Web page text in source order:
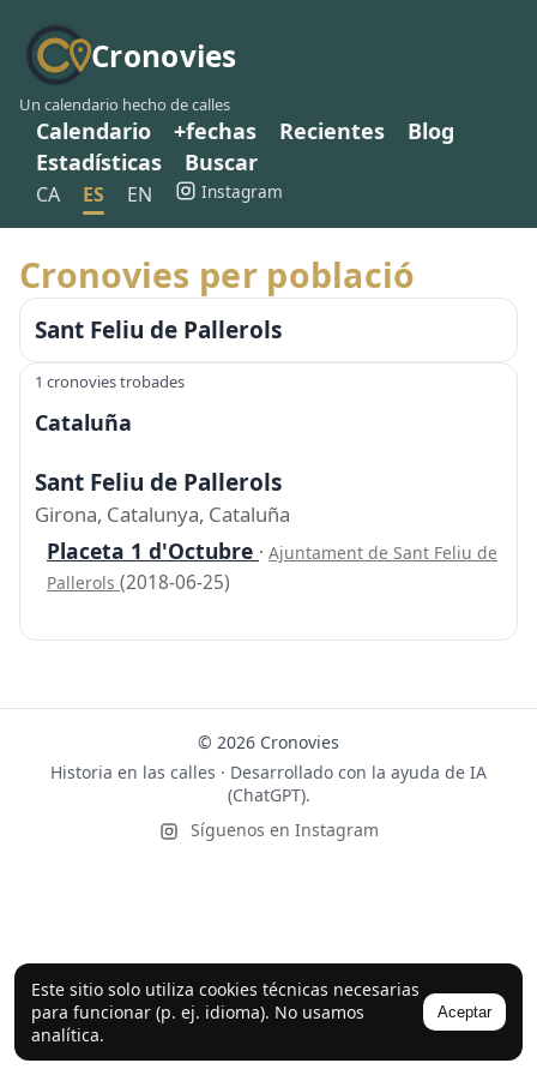
Cronovies
Un calendario hecho de calles
Calendario +fechas Recientes
Blog
Estadísticas
Buscar
CA ES EN Instagram
Este sitio solo utiliza cookies técnicas necesarias
para funcionar (p. ej. idioma). No usamos
analítica.
Aceptar
Cronovies per població
Sant Feliu de Pallerols
1 cronovies trobades
Cataluña
Sant Feliu de Pallerols
Girona, Catalunya, Cataluña
Placeta 1 d'Octubre · Ajuntament de Sant Feliu de
Pallerols (2018-06-25)
© 2026 Cronovies
Historia en las calles · Desarrollado con la ayuda de IA
(ChatGPT).
Síguenos en Instagram